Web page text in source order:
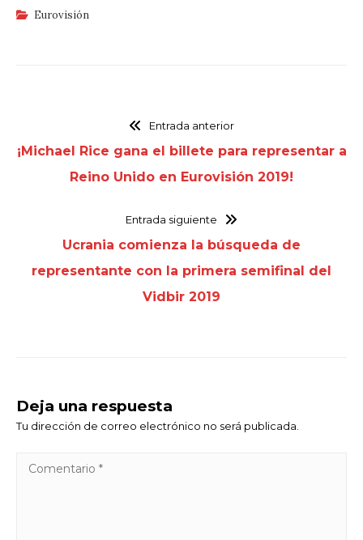
Eurovisión
Entrada anterior
¡Michael Rice gana el billete para representar a
Reino Unido en Eurovisión 2019!
Entrada siguiente
Ucrania comienza la búsqueda de
representante con la primera semifinal del
Vidbir 2019
Deja una respuesta
Tu dirección de correo electrónico no será publicada.